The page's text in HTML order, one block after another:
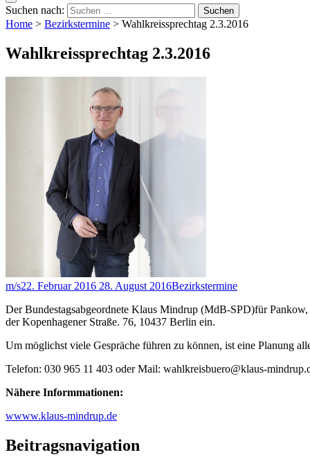
Suchen nach:
Home > Bezirkstermine > Wahlkreissprechtag 2.3.2016
Wahlkreissprechtag 2.3.2016
m/s22. Februar 2016 28. August 2016Bezirkstermine
Der Bundestagsabgeordnete Klaus Mindrup (MdB-SPD)für
der Kopenhagener Straße. 76, 10437 Berlin ein.
Um möglichst viele Gespräche führen zu können, ist eine Planung
Telefon: 030 965 11 403 oder Mail: wahlkreisbuero@klaus-
Nähere Informmationen:
wwww.klaus-mindrup.de
Beitragsnavigation